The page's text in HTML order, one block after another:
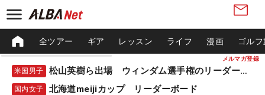
メルマガ登録
全ツアー ギア レッスン ライフ 漫画 ゴル
米国男子 松山英樹ら出場 ウィンダム選手権のリーダーボード
国内女子 北海道meijiカップ リーダーボード